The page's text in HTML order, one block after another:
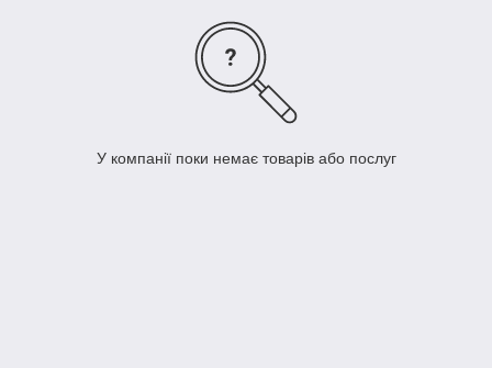
У компанії поки немає товарів або послуг